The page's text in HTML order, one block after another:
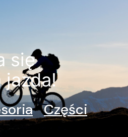
się
jazda!
Części